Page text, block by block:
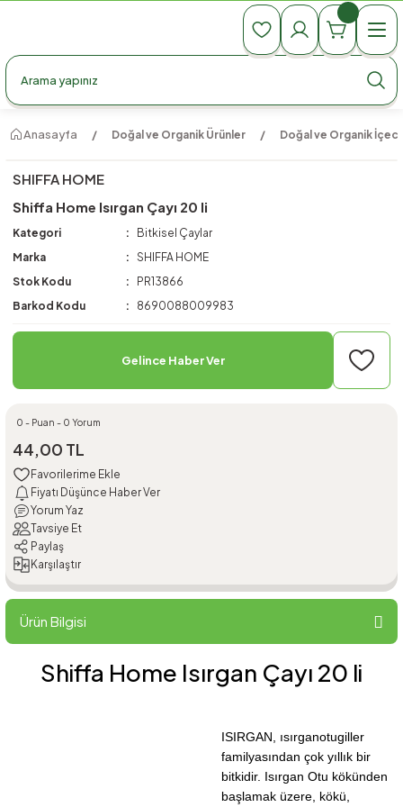
990 TL Üzeri Ücretsiz Kargo
990 TL Üzeri Ücretsiz Kargo
Anasayfa Doğal ve Organik Ürünler Doğal ve Organik
SHIFFA HOME
Shiffa Home Isırgan Çayı 20 li
Kategori
Bitkisel Çaylar
Marka
SHIFFA HOME
Stok Kodu
PR13866
Barkod Kodu
8690088009983
Gelince Haber Ver
0 - Puan - 0 Yorum
44,00 TL
Fiyatı Düşünce Haber Ver
Yorum Yaz
Tavsiye Et
Paylaş
Karşılaştır
Ürün Bilgisi
Shiffa Home Isırgan Çayı 20 li
ISIRGAN, ısırganotugiller
familyasından çok yıllık bir
bitkidir. Isırgan Otu kökünden
başlamak üzere, kökü,